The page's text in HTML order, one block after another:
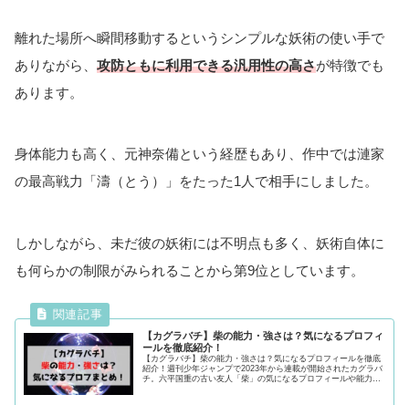
離れた場所へ瞬間移動するというシンプルな妖術の使い手で
ありながら、 攻防ともに利用できる汎用性の高さが特徴でも
あります。
身体能力も高く、元神奈備という経歴もあり、作中では漣家
の最高戦力「濤（とう）」をたった1人で相手にしました。
しかしながら、未だ彼の妖術には不明点も多く、妖術自体に
も何らかの制限がみられることから第9位としています。
【カグラバチ】柴の能力・強さは？気になるプロフィ
ールを徹底紹介！
【カグラバチ】柴の能力・強さは？気になるプロフィールを徹底
紹介！週刊少年ジャンプで2023年から連載が開始されたカグラバ
チ。六平国重の古い友人「柴」の気になるプロフィールや能力・